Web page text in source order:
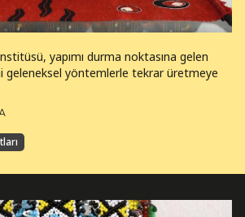
yapımı durma noktasına gelen
geleneksel yöntemlerle tekrar üretmeye